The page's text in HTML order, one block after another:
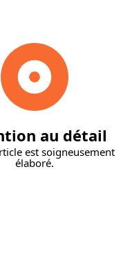
au détail
est soigneusement
élaboré.